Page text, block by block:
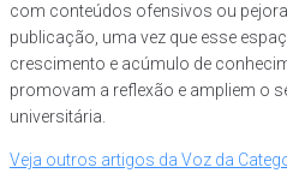
com conteúdos ofensivos ou
publicação, uma vez que esse
crescimento e acúmulo de
promovam a reflexão e ampliem o
universitária.
Veja outros artigos da Voz da